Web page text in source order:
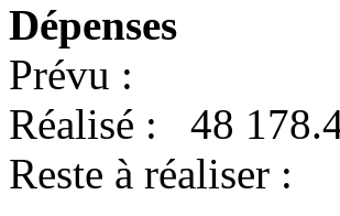
Dépenses
Prévu :
Réalisé : 48
Reste à